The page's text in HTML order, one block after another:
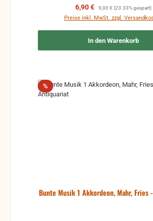
Verkaufspreis:
6,90 € Regulärer Preis:
9,00 € (23.33% gespart)
Preise inkl. MwSt. zzgl.
In den Warenkorb
%Rabatt
Bunte Musik 1 Akkordeon, Mahr, Fries